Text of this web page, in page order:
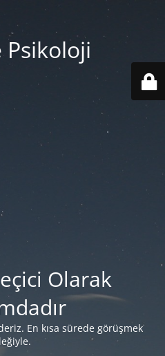
Psikoloji
Olarak
En kısa sürede görüşmek